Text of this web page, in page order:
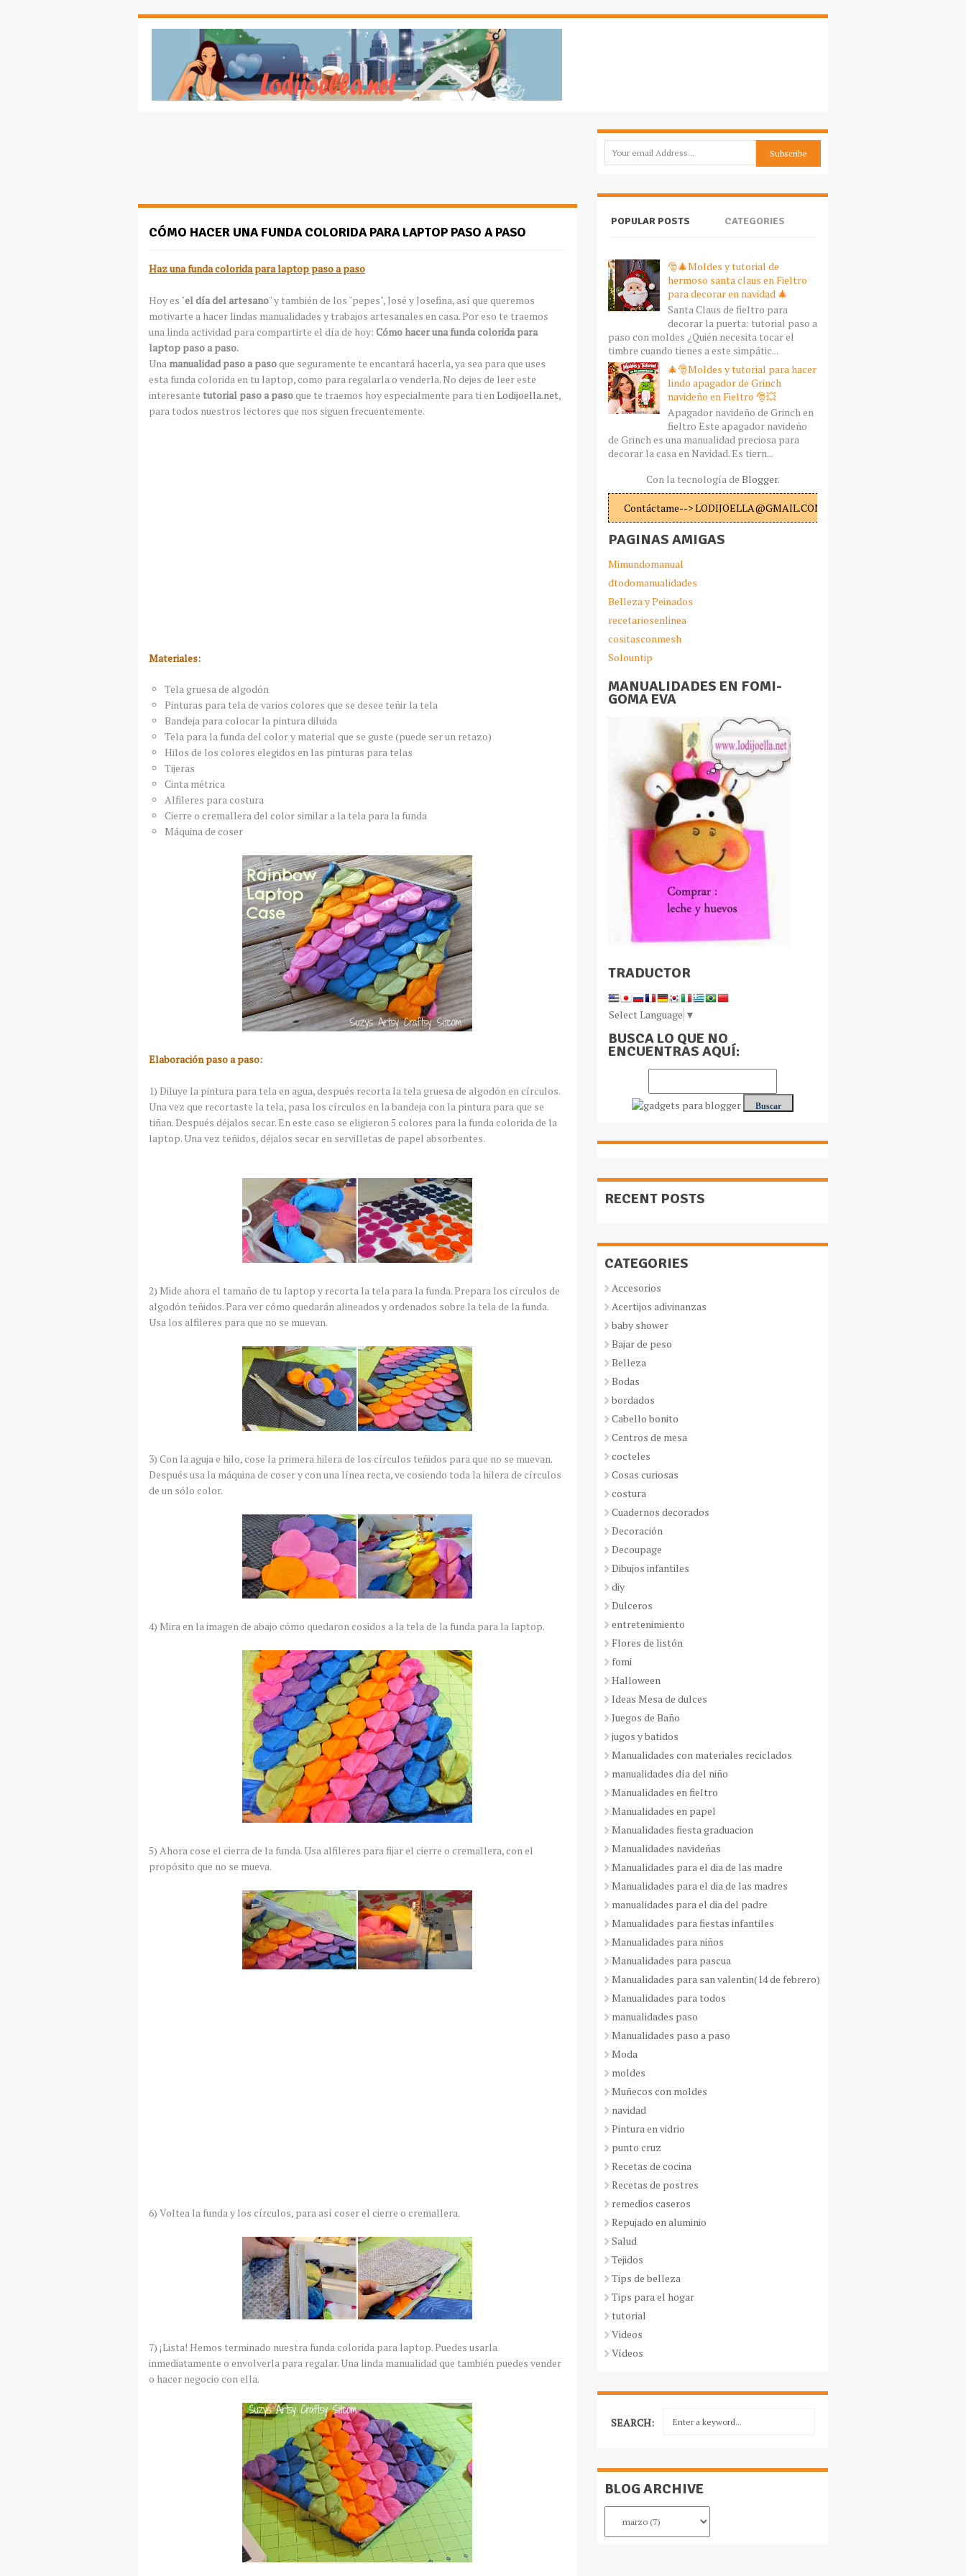
CÓMO HACER UNA FUNDA COLORIDA PARA LAPTOP PASO A PASO
Haz una funda colorida para laptop paso a paso
Hoy es "el día del artesano" y también de los "pepes", José y Josefina, así que queremos
motivarte a hacer lindas manualidades y trabajos artesanales en casa. Por eso te traemos
una linda actividad para compartirte el día de hoy: Cómo hacer una funda colorida para
laptop paso a paso.
Una manualidad paso a pasoque seguramente te encantará hacerla, ya sea para que uses
esta funda colorida en tu laptop, como para regalarla o venderla. No dejes de leer este
interesante tutorial paso a pasoque te traemos hoy especialmente para ti enLodijoella.net,
para todos nuestros lectores que nos siguen frecuentemente.
Materiales:
Tela gruesa de algodón
Pinturas para tela de varios colores que se desee teñir la tela
Bandeja para colocar la pintura diluida
Tela para la funda del color y material que se guste (puede ser un retazo)
Hilos de los colores elegidos en las pinturas para telas
Tijeras
Cinta métrica
Alfileres para costura
Cierre o cremallera del color similar a la tela para la funda
Máquina de coser
Elaboración paso a paso:
1) Diluye la pintura para tela en agua, después recorta la tela gruesa de algodón en círculos.
Una vez que recortaste la tela, pasa los círculos en la bandeja con la pintura para que se
tiñan. Después déjalos secar. En este caso se eligieron 5 colores para la funda colorida de la
laptop. Una vez teñidos, déjalos secar en servilletas de papel absorbentes.
2) Mide ahora el tamaño de tu laptop y recorta la tela para la funda. Prepara los círculos de
algodón teñidos. Para ver cómo quedarán alineados y ordenados sobre la tela de la funda.
Usa los alfileres para que no se muevan.
3) Con la aguja e hilo, cose la primera hilera de los círculos teñidos para que no se muevan.
Después usa la máquina de coser y con una línea recta, ve cosiendo toda la hilera de círculos
de un sólo color.
4) Mira en la imagen de abajo cómo quedaron cosidos a la tela de la funda para la laptop.
5) Ahora cose el cierra de la funda. Usa alfileres para fijar el cierre o cremallera, con el
propósito que no se mueva.
6) Voltea la funda y los círculos, para así coser el cierre o cremallera.
7) ¡Lista! Hemos terminado nuestra funda colorida para laptop. Puedes usarla
inmediatamente o envolverla para regalar. Una linda manualidad que también puedes vender
o hacer negocio con ella.
POPULAR POSTS CATEGORIES
🎅🎄Moldes y tutorial de
hermoso santa claus en Fieltro
para decorar en navidad 🎄
Santa Claus de fieltro para
decorar la puerta: tutorial paso a
paso con moldes ¿Quién necesita tocar el
timbre cuando tienes a este simpátic...
🎄🎅Moldes y tutorial para hacer
lindo apagador de Grinch
navideño en Fieltro 🎅💥
Apagador navideño de Grinch en
fieltro Este apagador navideño
de Grinch es una manualidad preciosa para
decorar la casa en Navidad. Es tiern...
Con la tecnología de Blogger.
Contáctame--> LODIJOELLA@GMAIL.COM
PAGINAS AMIGAS
Mimundomanual
dtodomanualidades
Belleza y Peinados
recetariosenlinea
cositasconmesh
Solountip
MANUALIDADES EN FOMI-
GOMA EVA
TRADUCTOR
Select Language ▼
BUSCA LO QUE NO
ENCUENTRAS AQUÍ:
RECENT POSTS
CATEGORIES
Accesorios
Acertijos adivinanzas
baby shower
Bajar de peso
Belleza
Bodas
bordados
Cabello bonito
Centros de mesa
cocteles
Cosas curiosas
costura
Cuadernos decorados
Decoración
Decoupage
Dibujos infantiles
diy
Dulceros
entretenimiento
Flores de listón
fomi
Halloween
Ideas Mesa de dulces
Juegos de Baño
jugos y batidos
Manualidades con materiales reciclados
manualidades día del niño
Manualidades en fieltro
Manualidades en papel
Manualidades fiesta graduacion
Manualidades navideñas
Manualidades para el dia de las madre
Manualidades para el dia de las madres
manualidades para el dia del padre
Manualidades para fiestas infantiles
Manualidades para niños
Manualidades para pascua
Manualidades para san valentin(14 de febrero)
Manualidades para todos
manualidades paso
Manualidades paso a paso
Moda
moldes
Muñecos con moldes
navidad
Pintura en vidrio
punto cruz
Recetas de cocina
Recetas de postres
remedios caseros
Repujado en aluminio
Salud
Tejidos
Tips de belleza
Tips para el hogar
tutorial
Videos
Vídeos
SEARCH:
BLOG ARCHIVE